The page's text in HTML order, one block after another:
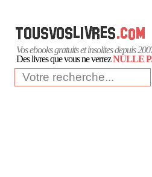
Vos ebooks gratuits et insolites depuis
Des livres que vous ne verrezNULLE